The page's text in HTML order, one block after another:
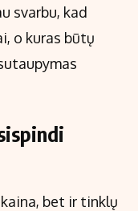
svarbu, kad
o kuras būtų
bet ir tinklų